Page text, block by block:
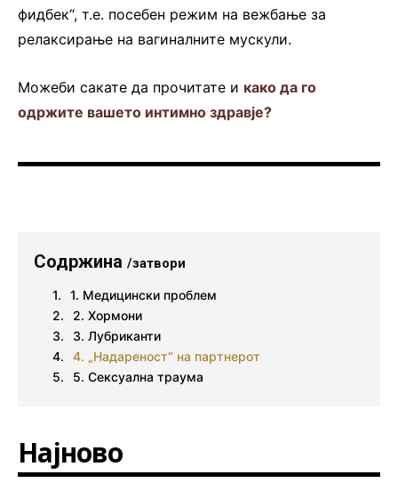
фидбек“, т.е. посебен режим на вежбање за
релаксирање на вагиналните мускули.
Можеби сакате да прочитате и како да го
одржите вашето интимно здравје?
Содржина /затвори
1. Медицински проблем
2. Хормони
3. Лубриканти
4. „Надареност“ на партнерот
5. Сексуална траума
Најново